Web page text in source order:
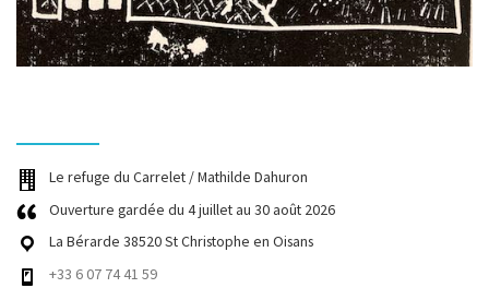
Le refuge du Carrelet / Mathilde Dahuron
Ouverture gardée du 4 juillet au 30 août 2026
La Bérarde 38520 St Christophe en Oisans
+33 6 07 74 41 59